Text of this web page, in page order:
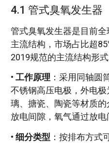
4.1 管式臭氧发生器
管式臭氧发生器是目前
主流结构，市场占比超
2019规范的主流结构形式
• 工作原理 ：采用同轴圆
不锈钢高压电极，外电
璃、搪瓷、陶瓷等材质
放电间隙，氧气通过放电
• 细分类型 ：按排布方式